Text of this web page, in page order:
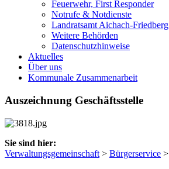
Feuerwehr, First Responder
Notrufe & Notdienste
Landratsamt Aichach-Friedberg
Weitere Behörden
Datenschutzhinweise
Aktuelles
Über uns
Kommunale Zusammenarbeit
Auszeichnung Geschäftsstelle
Sie sind hier:
Verwaltungsgemeinschaft > Bürgerservice >